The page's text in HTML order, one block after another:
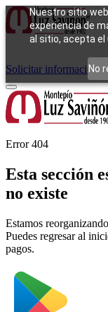
Nuestro sitio
experiencia de
al sitio, acepta el
No
Cómo funcionaTipos
Solicitar información
Error 404
Esta sección
no existe
Estamos
Puedes regresar al
pagos.